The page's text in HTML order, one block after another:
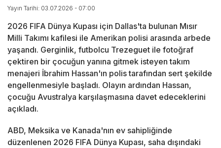
Yayın Tarihi: 03.07.2026 - 07:00
2026 FIFA Dünya Kupası için Dallas'ta bulunan Mısır
Milli Takımı kafilesi ile Amerikan polisi arasında arbede
yaşandı. Gerginlik, futbolcu Trezeguet ile fotoğraf
çektiren bir çocuğun yanına gitmek isteyen takım
menajeri İbrahim Hassan'ın polis tarafından sert şekilde
engellenmesiyle başladı. Olayın ardından Hassan,
çocuğu Avustralya karşılaşmasına davet edeceklerini
açıkladı.
ABD, Meksika ve Kanada'nın ev sahipliğinde
düzenlenen 2026 FIFA Dünya Kupası, saha dışındaki